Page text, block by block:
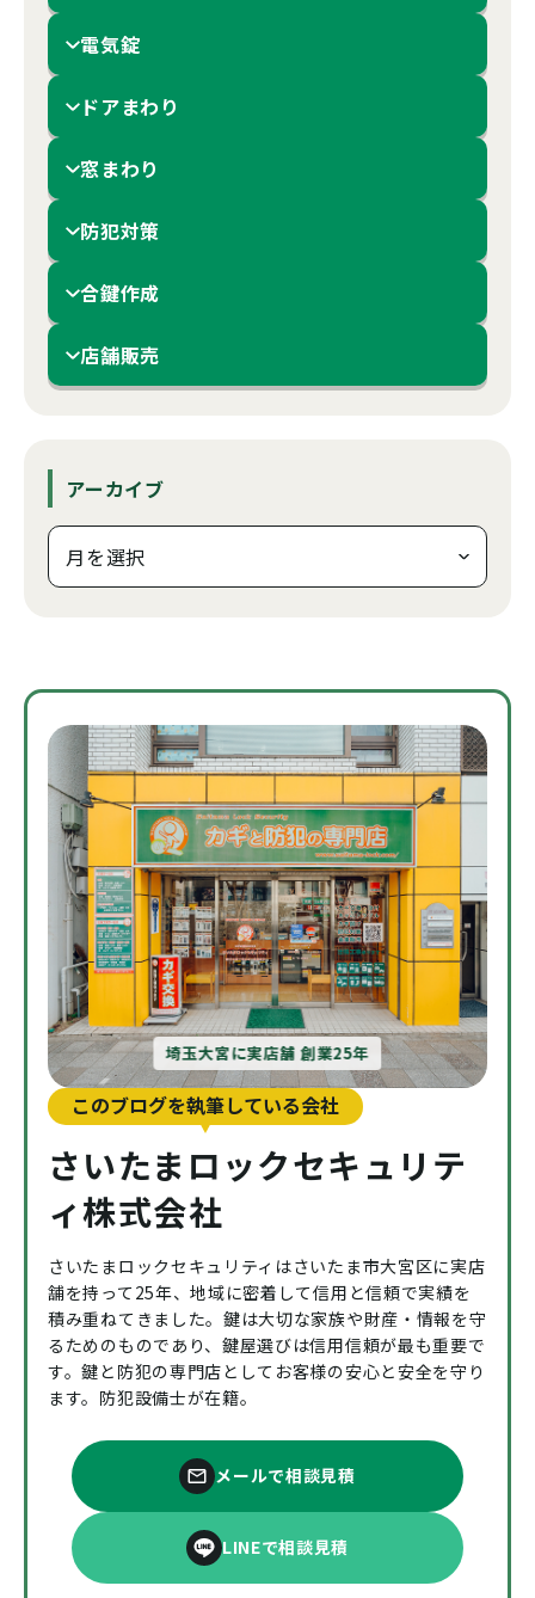
電気錠
ドアまわり
窓まわり
防犯対策
合鍵作成
店舗販売
アーカイブ
埼玉大宮に実店舗 創業25年
このブログを執筆している会社
さいたまロックセキュリテ
ィ株式会社
さいたまロックセキュリティはさいたま市大宮区に実店
舗を持って25年、地域に密着して信用と信頼で実績を
積み重ねてきました。鍵は大切な家族や財産・情報を守
るためのものであり、鍵屋選びは信用信頼が最も重要で
す。鍵と防犯の専門店としてお客様の安心と安全を守り
ます。防犯設備士が在籍。
メールで相談見積
LINEで相談見積